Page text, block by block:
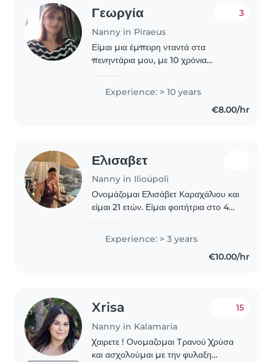
Γεωργία
Nanny in Piraeus
3
Είμαι μια έμπειρη νταντά στα
πενηντάρια μου, με 10 χρόνια
υπεύθυνη, ήρεμη και υπομονετική.
Μπορώ να βοηθήσω τα παιδιά με..
Experience: > 10 years
€8.00/hr
Ελισαβετ
Nanny in Ilioúpoli
Ονομάζομαι Ελισάβετ Καραχάλιου και
είμαι 21 ετών. Είμαι φοιτήτρια στο 4ο
Δημοτικής Εκπαίδευσης του ΕΚΠΑ
και έχω 3 χρόνια εμπειρίας στην
Experience: > 3 years
€10.00/hr
Xrisa
Nanny in Kalamaria
15
Χαιρετε ! Ονομαζομαι Τρανού Χρύσα
και ασχολούμαι με την φυλαξη